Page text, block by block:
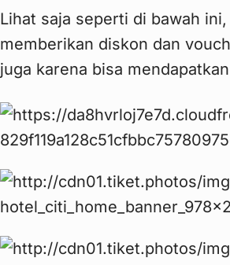
Lihat saja seperti di bawah
memberikan diskon dan
juga karena bisa